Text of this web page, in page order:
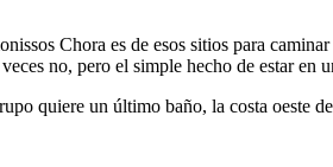
Chora es de esos sitios para
no, pero el simple hecho de estar en
quiere un último baño, la costa oeste